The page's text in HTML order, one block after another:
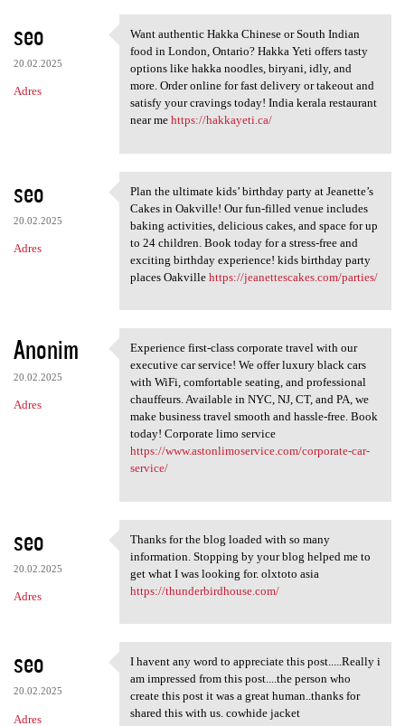
seo
20.02.2025
Adres
Want authentic Hakka Chinese
Want authentic Hakka Chinese or South Indian
food in London, Ontario? Hakka Yeti offers tasty
options like hakka noodles, biryani, idly, and
more. Order online for fast delivery or takeout and
satisfy your cravings today! India kerala restaurant
near me https://hakkayeti.ca/
seo
20.02.2025
Adres
Plan the ultimate kids’
Plan the ultimate kids’ birthday party at Jeanette’s
Cakes in Oakville! Our fun-filled venue includes
baking activities, delicious cakes, and space for up
to 24 children. Book today for a stress-free and
exciting birthday experience! kids birthday party
places Oakville https://jeanettescakes.com/parties/
Anonim
20.02.2025
Adres
Experience first-class
Experience first-class corporate travel with our
executive car service! We offer luxury black cars
with WiFi, comfortable seating, and professional
chauffeurs. Available in NYC, NJ, CT, and PA, we
make business travel smooth and hassle-free. Book
today! Corporate limo service
https://www.astonlimoservice.com/corporate-car-
service/
seo
20.02.2025
Adres
Thanks for the blog loaded
Thanks for the blog loaded with so many
information. Stopping by your blog helped me to
get what I was looking for. olxtoto asia
https://thunderbirdhouse.com/
seo
20.02.2025
Adres
I havent any word to
I havent any word to appreciate this post.....Really i
am impressed from this post....the person who
create this post it was a great human..thanks for
shared this with us. cowhide jacket